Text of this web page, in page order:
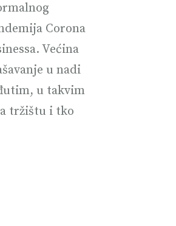
Corona
Većina
u nadi
u takvim
tržištu i tko